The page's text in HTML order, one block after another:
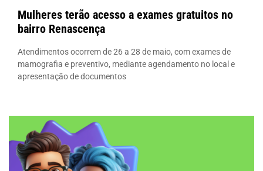
Mulheres terão acesso a exames gratuitos no
bairro Renascença
Atendimentos ocorrem de 26 a 28 de maio, com exames de
mamografia e preventivo, mediante agendamento no local e
apresentação de documentos